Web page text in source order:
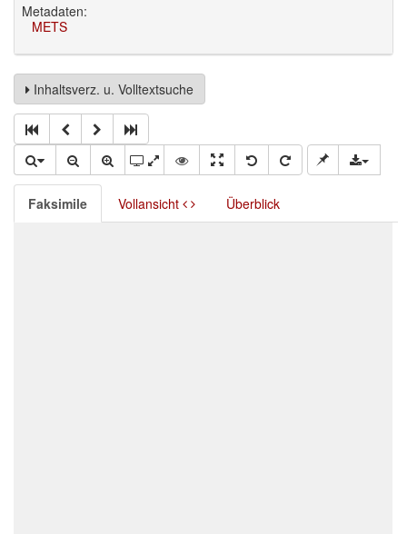
Metadaten:
METS
Inhaltsverz. u. Volltextsuche
Faksimile Vollansicht Überblick